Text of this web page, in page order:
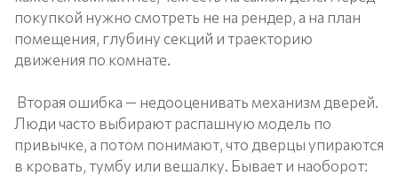
покупкой нужно смотреть не на рендер, а на план
помещения, глубину секций и траекторию
движения по комнате.
Вторая ошибка — недооценивать механизм дверей.
Люди часто выбирают распашную модель по
привычке, а потом понимают, что дверцы упираются
в кровать, тумбу или вешалку. Бывает и наоборот: